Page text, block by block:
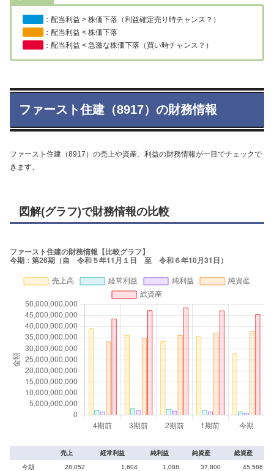
：配当利益 > 株価下落（利益確定売り時チャンス？）
：配当利益 < 株価下落
：配当利益 < 急激な株価下落（買い時チャンス？）
ファースト住建（8917）の財務情報
ファースト住建（8917）の売上や資産、利益の財務情報が一目でチェックで
きます。
図解(グラフ)で財務情報の比較
売上 経常利益 純利益 純資産 総資産
今期 28,052 1,604 1,088 37,800 45,586